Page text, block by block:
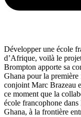
Développer une école
d’Afrique, voilà le
Brompton apporte sa
Ghana pour la
conjoint Marc Brazeau
ce moment que la
école francophone
Ghana, à la frontière